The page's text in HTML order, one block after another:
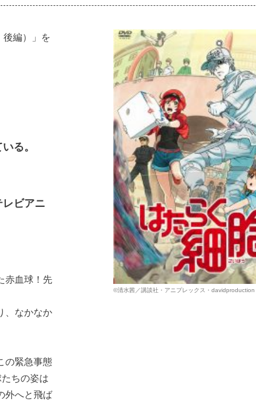
©清水茜／講談社・アニプレックス・davidproduction
後編）」を
る。
ビアニ
赤血球！先
、なかなか
の緊急事態
ちの姿は
外へと飛ば